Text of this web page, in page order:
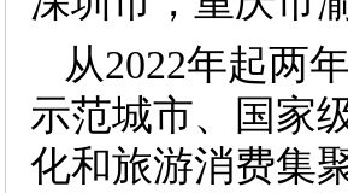
从2022年起两
示范城市、国家
化和旅游消费集